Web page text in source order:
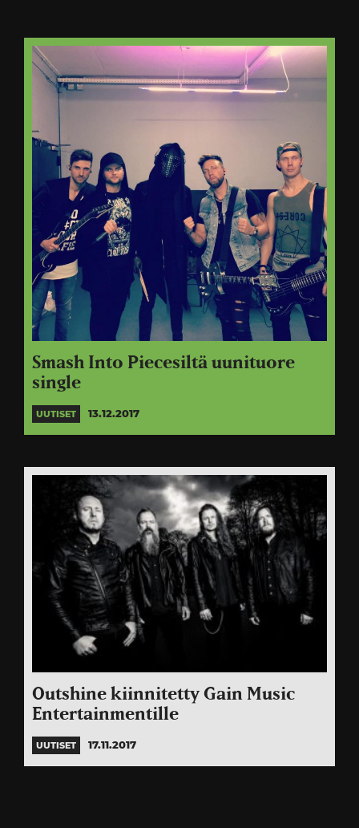
Smash Into Piecesiltä uunituore
single
UUTISET 13.12.2017
Outshine kiinnitetty Gain Music
Entertainmentille
UUTISET 17.11.2017